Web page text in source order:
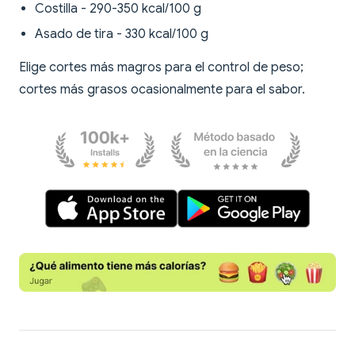
Costilla - 290-350 kcal/100 g
Asado de tira - 330 kcal/100 g
Elige cortes más magros para el control de peso;
cortes más grasos ocasionalmente para el sabor.